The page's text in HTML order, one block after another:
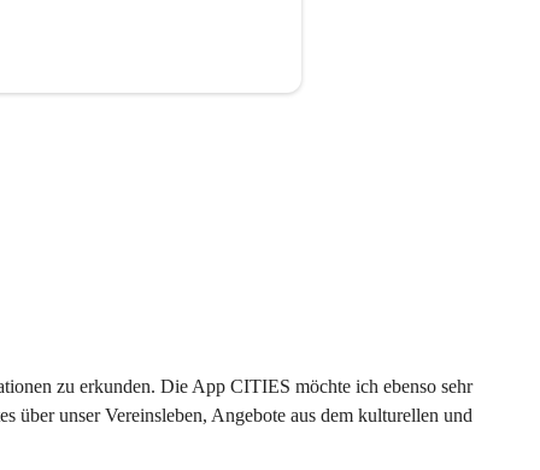
zu erkunden. Die App CITIES möchte ich ebenso sehr
über unser Vereinsleben, Angebote aus dem kulturellen und